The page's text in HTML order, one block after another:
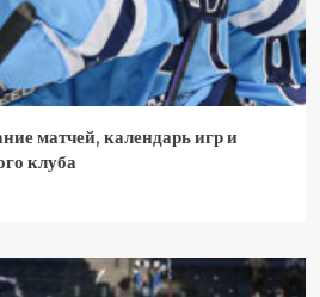
матчей, календарь игр и
клуба